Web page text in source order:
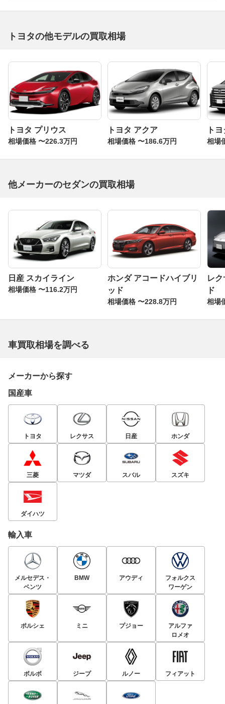
トヨタの他モデルの買取相場
トヨタ プリウス
相場価格 〜226.3万円
トヨタ アクア
相場価格 〜186.6万円
ト
相場
他メーカーのセダンの買取相場
日産 スカイライン
相場価格 〜116.2万円
ホンダ アコードハイブリ
ッド
相場価格 〜228.8万円
レ
ド
相場
車買取相場を調べる
メーカーから探す
国産車
トヨタ レクサス 日産 ホンダ
三菱 マツダ スバル スズキ
ダイハツ
輸入車
メルセデス・
ベンツ
BMW アウディ
フォルクス
ワーゲン
ポルシェ ミニ プジョー
アルファ
ロメオ
ボルボ ジープ ルノー フィアット